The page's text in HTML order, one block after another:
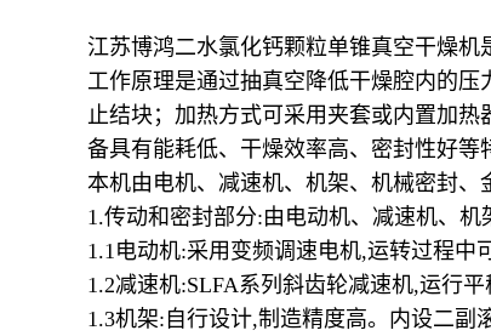
江苏博鸿二水氯化钙颗粒单锥真空干燥机
工作原理是通过抽真空降低干燥腔内的
止结块；加热方式可采用夹套或内置加
备具有能耗低、干燥效率高、密封性好等
本机由电机、减速机、机架、机械密封、
1.传动和密封部分:由电动机、减速机、机
1.1 电动机:采用变频调速电机,运转过程中
1.2减速机:SLFA 系列斜齿轮减速机,运行平
1.3机架: 自行设计,制造精度高。内设二副